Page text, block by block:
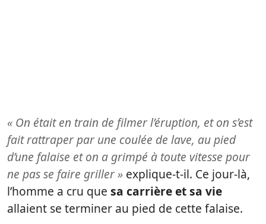
« On était en train de filmer l’éruption, et on s’est
fait rattraper par une coulée de lave, au pied
d’une falaise et on a grimpé à toute vitesse pour
ne pas se faire griller » explique-t-il. Ce jour-là,
l’homme a cru que sa carrière et sa vie
allaient se terminer au pied de cette falaise.